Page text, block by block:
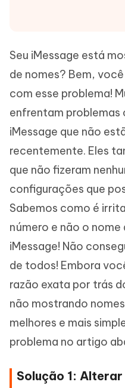
Seu iMessage está
de nomes? Bem,
com esse problema!
enfrentam
iMessage que não
recentemente. Eles
que não fizeram
configurações que
Sabemos como é
número e não o
iMessage! Não
de todos! Embora
razão exata por trás
não mostrando
melhores e mais
problema no artigo
Solução 1: Alterar